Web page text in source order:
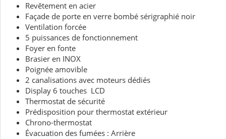
Revêtement en acier
Façade de porte en verre bombé sérigraphié noir
Ventilation forcée
5 puissances de fonctionnement
Foyer en fonte
Brasier en INOX
Poignée amovible
2 canalisations avec moteurs dédiés
Display 6 touches LCD
Thermostat de sécurité
Prédisposition pour thermostat extérieur
Chrono-thermostat
Évacuation des fumées : Arrière